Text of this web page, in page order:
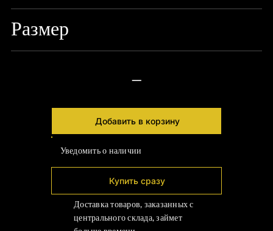
Размер
—
Добавить в корзину
Уведомить о наличии
Купить сразу
Доставка товаров, заказанных с
центрального склада, займет